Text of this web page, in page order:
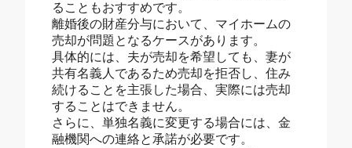
ることもおすすめです。
離婚後の財産分与において、マイホームの
売却が問題となるケースがあります。
具体的には、夫が売却を希望しても、妻が
共有名義人であるため売却を拒否し、住み
続けることを主張した場合、実際には売却
することはできません。
さらに、単独名義に変更する場合には、金
融機関への連絡と承諾が必要です。